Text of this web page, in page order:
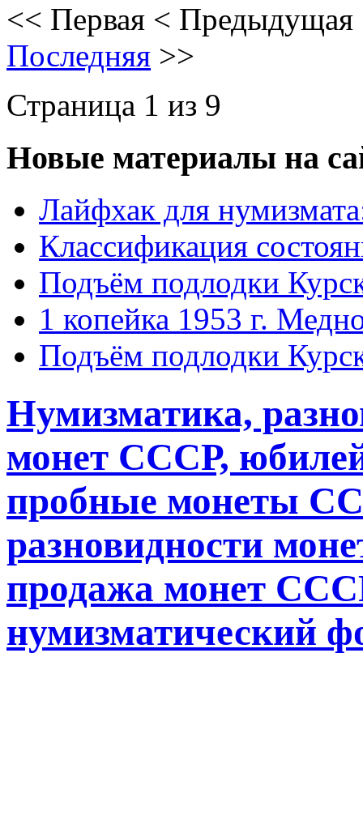
<< Первая < Предыдущая
Последняя >>
Страница 1 из 9
Новые материалы на
Лайфхак для
Классификация
Подъём подлодки
1 копейка 1953 г.
Подъём подлодки
Нумизматика,
монет СССР,
пробные монеты
разновидности
продажа монет
нумизматический